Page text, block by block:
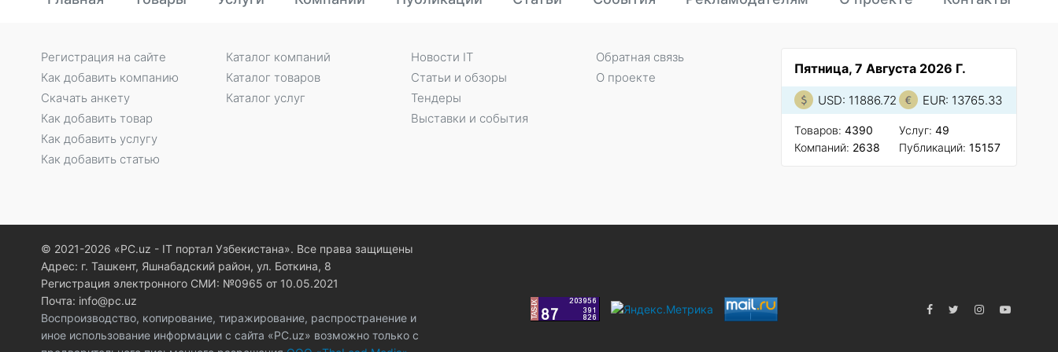
Пятница, 7 Августа 2026 Г.
USD: 11886.72 EUR: 13765.33
Товаров: 4390
Компаний: 2638
Услуг: 49
Публикаций: 15157
Регистрация на сайте
Как добавить компанию
Скачать анкету
Как добавить товар
Как добавить услугу
Как добавить статью
Каталог компаний
Каталог товаров
Каталог услуг
Новости IT
Статьи и обзоры
Тендеры
Выставки и события
Обратная связь
О проекте
© 2021-2026 «PC.uz - IT портал Узбекистана». Все права защищены
Адрес: г. Ташкент, Яшнабадский район, ул. Боткина, 8
Регистрация электронного СМИ: №0965 от 10.05.2021
Почта: info@pc.uz
Воспроизводство, копирование, тиражирование, распространение и
иное использование информации с сайта «PC.uz» возможно только с